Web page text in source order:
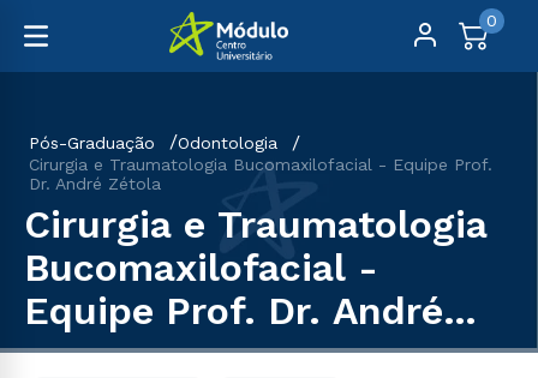
0
Pós-Graduação
Odontologia
Cirurgia e Traumatologia Bucomaxilofacial - Equipe Prof.
Dr. André Zétola
Cirurgia e Traumatologia
Bucomaxilofacial -
Equipe Prof. Dr. André
Zétola